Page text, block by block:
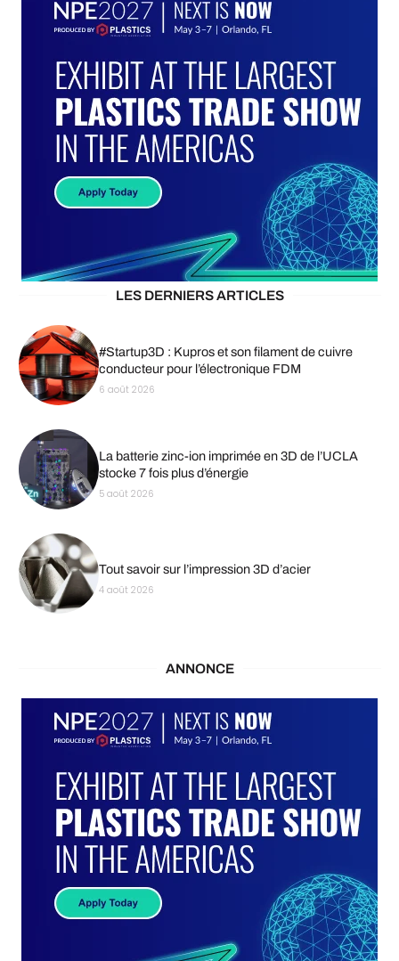
LES DERNIERS ARTICLES
#Startup3D : Kupros et son filament de cuivre
conducteur pour l’électronique FDM
6 août 2026
La batterie zinc-ion imprimée en 3D de l’UCLA
stocke 7 fois plus d’énergie
5 août 2026
Tout savoir sur l’impression 3D d’acier
4 août 2026
ANNONCE